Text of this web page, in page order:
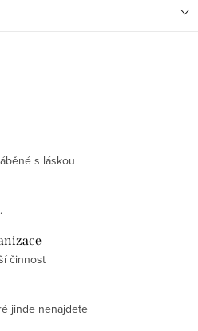
s láskou
činnost
jinde nenajdete